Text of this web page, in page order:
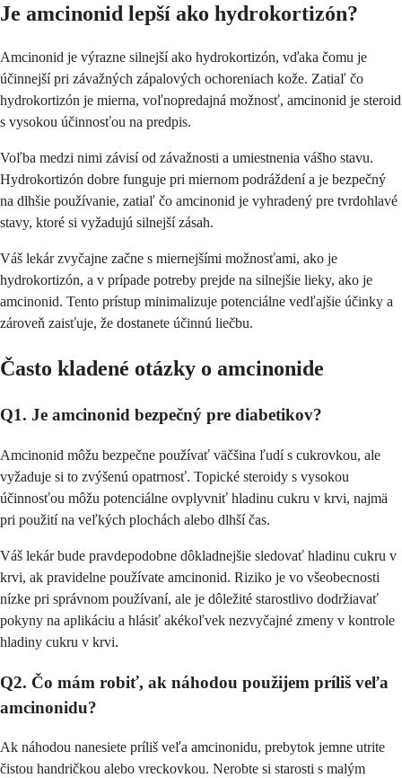
Je amcinonid lepší ako hydrokortizón?
Amcinonid je výrazne silnejší ako hydrokortizón, vďaka čomu je
účinnejší pri závažných zápalových ochoreniach kože. Zatiaľ čo
hydrokortizón je mierna, voľnopredajná možnosť, amcinonid je steroid
s vysokou účinnosťou na predpis.
Voľba medzi nimi závisí od závažnosti a umiestnenia vášho stavu.
Hydrokortizón dobre funguje pri miernom podráždení a je bezpečný
na dlhšie používanie, zatiaľ čo amcinonid je vyhradený pre tvrdohlavé
stavy, ktoré si vyžadujú silnejší zásah.
Váš lekár zvyčajne začne s miernejšími možnosťami, ako je
hydrokortizón, a v prípade potreby prejde na silnejšie lieky, ako je
amcinonid. Tento prístup minimalizuje potenciálne vedľajšie účinky a
zároveň zaisťuje, že dostanete účinnú liečbu.
Často kladené otázky o amcinonide
Q1. Je amcinonid bezpečný pre diabetikov?
Amcinonid môžu bezpečne používať väčšina ľudí s cukrovkou, ale
vyžaduje si to zvýšenú opatrnosť. Topické steroidy s vysokou
účinnosťou môžu potenciálne ovplyvniť hladinu cukru v krvi, najmä
pri použití na veľkých plochách alebo dlhší čas.
Váš lekár bude pravdepodobne dôkladnejšie sledovať hladinu cukru v
krvi, ak pravidelne používate amcinonid. Riziko je vo všeobecnosti
nízke pri správnom používaní, ale je dôležité starostlivo dodržiavať
pokyny na aplikáciu a hlásiť akékoľvek nezvyčajné zmeny v kontrole
hladiny cukru v krvi.
Q2. Čo mám robiť, ak náhodou použijem príliš veľa
amcinonidu?
Ak náhodou nanesiete príliš veľa amcinonidu, prebytok jemne utrite
čistou handričkou alebo vreckovkou. Nerobte si starosti s malým